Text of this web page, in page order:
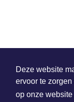
Deze website
ervoor te
op onze website